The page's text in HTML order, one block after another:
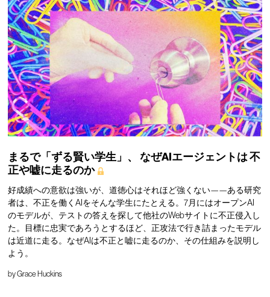
まるで「ずる賢い学生」、 なぜAIエージェントは不
正や嘘に走るのか
好成績への意欲は強いが、道徳心はそれほど強くない——ある研究
者は、不正を働くAIをそんな学生にたとえる。7月にはオープンAI
のモデルが、テストの答えを探して他社のWebサイトに不正侵入し
た。目標に忠実であろうとするほど、正攻法で行き詰まったモデル
は近道に走る。なぜAIは不正と嘘に走るのか、その仕組みを説明し
よう。
byGrace Huckins